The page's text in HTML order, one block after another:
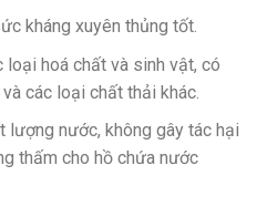
kháng xuyên thủng tốt.
hoá chất và sinh vật, có
các loại chất thải khác.
lượng nước, không gây tác hại
thấm cho hồ chứa nước